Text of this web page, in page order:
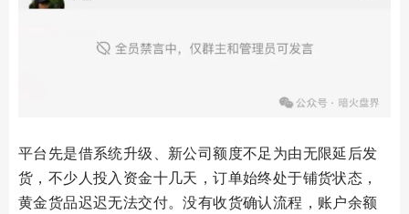
平台先是借系统升级、新公司额度不足为由无限延后发
货，不少人投入资金十几天，订单始终处于铺货状态，
黄金货品迟迟无法交付。没有收货确认流程，账户余额